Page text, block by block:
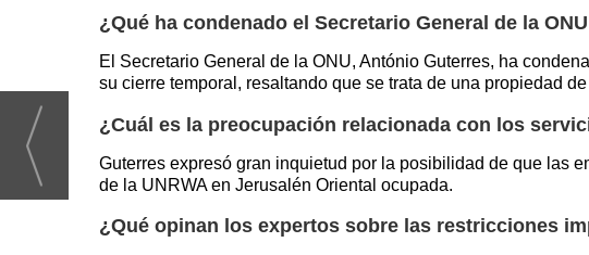
¿Qué ha condenado el Secretario General de la
El Secretario General de la ONU, António Guterres, ha
su cierre temporal, resaltando que se trata de una propiedad
¿Cuál es la preocupación relacionada con los
Guterres expresó gran inquietud por la posibilidad de que las
de la UNRWA en Jerusalén Oriental ocupada.
¿Qué opinan los expertos sobre las restricciones